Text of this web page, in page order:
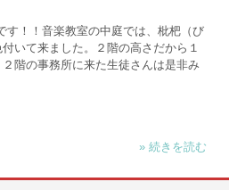
す！！音楽教室の中庭では、枇杷（び
いて来ました。２階の高さだから１
階の事務所に来た生徒さんは是非み
» 続きを読む